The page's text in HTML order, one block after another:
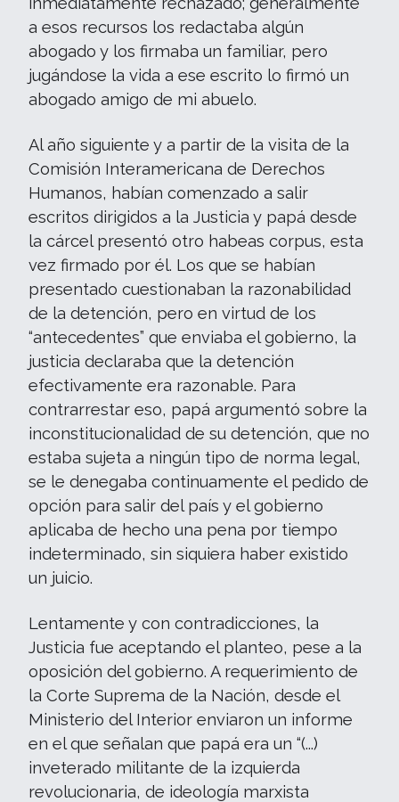
a esos recursos los redactaba algún
abogado y los firmaba un familiar, pero
jugándose la vida a ese escrito lo firmó un
abogado amigo de mi abuelo.
Al año siguiente y a partir de la visita de la
Comisión Interamericana de Derechos
Humanos, habían comenzado a salir
escritos dirigidos a la Justicia y papá desde
la cárcel presentó otro habeas corpus, esta
vez firmado por él. Los que se habían
presentado cuestionaban la razonabilidad
de la detención, pero en virtud de los
“antecedentes” que enviaba el gobierno, la
justicia declaraba que la detención
efectivamente era razonable. Para
contrarrestar eso, papá argumentó sobre la
inconstitucionalidad de su detención, que no
estaba sujeta a ningún tipo de norma legal,
se le denegaba continuamente el pedido de
opción para salir del país y el gobierno
aplicaba de hecho una pena por tiempo
indeterminado, sin siquiera haber existido
un juicio.
Lentamente y con contradicciones, la
Justicia fue aceptando el planteo, pese a la
oposición del gobierno. A requerimiento de
la Corte Suprema de la Nación, desde el
Ministerio del Interior enviaron un informe
en el que señalan que papá era un “(...)
inveterado militante de la izquierda
revolucionaria, de ideología marxista